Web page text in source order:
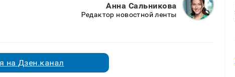
Анна Сальникова
Редактор новостной ленты
на Дзен.канал